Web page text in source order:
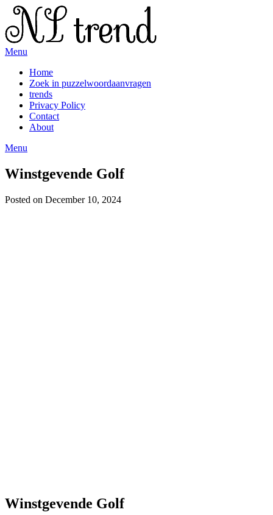
Skip
content
Menu
Home
Zoek in puzzelwoordaanvragen
trends
Privacy Policy
Contact
About
Menu
Winstgevende Golf
Posted on December 10, 2024
Winstgevende Golf